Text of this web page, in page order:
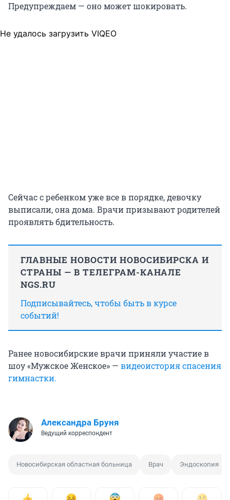
Предупреждаем — оно может шокировать.
Не удалось загрузить VIQEO
Сейчас с ребенком уже все в порядке, девочку
выписали, она дома. Врачи призывают родителей
проявлять бдительность.
ГЛАВНЫЕ НОВОСТИ НОВОСИБИРСКА И
СТРАНЫ — В ТЕЛЕГРАМ-КАНАЛЕ
NGS.RU
Подписывайтесь, чтобы быть в курсе
событий!
Ранее новосибирские врачи приняли участие в
шоу «Мужское Женское» — видеоистория спасения
гимнастки.
Александра Бруня
Ведущий корреспондент
Новосибирская областная больница Врач Эндоскопия